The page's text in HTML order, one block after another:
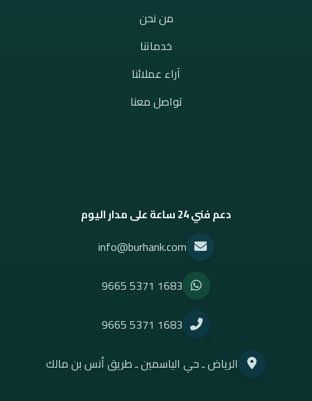
من نحن
خدماتنا
آراء عملائنا
تواصل معنا
دعم فني 24 ساعة على مدار اليوم
info@burhank.com
9665 5371 1683
9665 5371 1683
الرياض ـ حي الياسمين ـ طريق أنس بن مالك